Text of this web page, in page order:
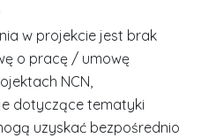
w projekcie jest brak
o pracę / umowę
NCN,
dotyczące tematyki
uzyskać bezpośrednio